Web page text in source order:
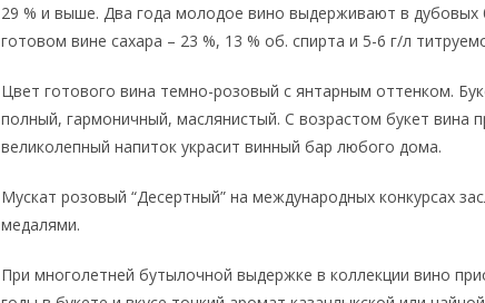
29 % и выше. Два года молодое вино выдерживают в дубовых
готовом вине сахара – 23 %, 13 % об. спирта и 5-6 г/л
Цвет готового вина темно-розовый с янтарным оттенком.
полный, гармоничный, маслянистый. С возрастом букет вина
великолепный напиток украсит винный бар любого дома.
Мускат розовый “Десертный” на международных конкурсах
медалями.
При многолетней бутылочной выдержке в коллекции вино